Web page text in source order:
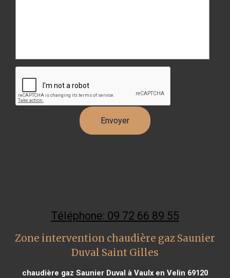
Téléphone: 09 72 66 89 55
Zone intervention chaudière gaz Saunier
Duval Saint Gilles
chaudière gaz Saunier Duval à Vaulx en Velin 69120